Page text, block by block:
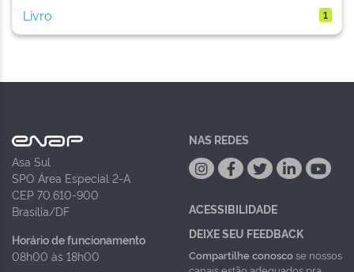
Livro
1
Asa Sul
SPO Área Especial 2-A
CEP 70.610-900
Brasília/DF
Horário de funcionamento
08h00 às 18h00
NAS REDES
ACESSIBILIDADE
DEIXE SEU FEEDBACK
Compartilhe conoscose nossos